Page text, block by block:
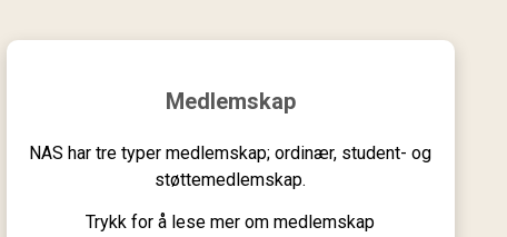
Medlemskap
NAS har tre typer medlemskap; ordinær, student- og
støttemedlemskap.
Trykk for å lese mer om medlemskap